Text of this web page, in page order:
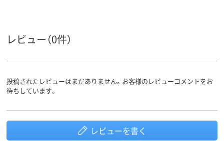
特徴
マグネット＆イレー
ザー付き
アスクル
スコア
レビュー（0件）
投稿されたレビューはまだありません。お客様のレビューコメントをお
待ちしています。
レビューを書く